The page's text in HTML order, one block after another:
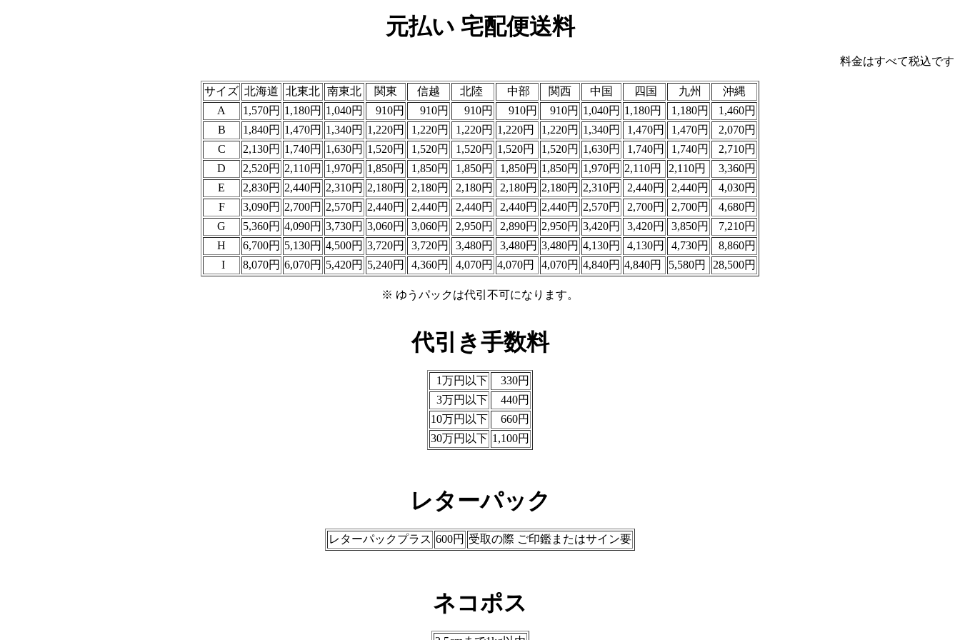
元払い 宅配便送料
料金はすべて税込です
サイズ 北海道 北東北 南東北 関東 信越 北陸 中部 関西 中国 四国 九州
沖縄
A
1,570円 1,180円 1,040円 910円 910円 910円 910円 910円 1,040円 1,180円 1,180円
1,460円
B
1,840円 1,470円 1,340円 1,220円 1,220円 1,220円 1,220円 1,220円 1,340円 1,470円 1,470円
2,070円
C
2,130円 1,740円 1,630円 1,520円 1,520円 1,520円 1,520円 1,520円 1,630円 1,740円 1,740円
2,710円
D
2,520円 2,110円 1,970円 1,850円 1,850円 1,850円 1,850円 1,850円 1,970円 2,110円 2,110円
3,360円
E
2,830円 2,440円 2,310円 2,180円 2,180円 2,180円 2,180円 2,180円 2,310円 2,440円 2,440円
4,030円
F
3,090円 2,700円 2,570円 2,440円 2,440円 2,440円 2,440円 2,440円 2,570円 2,700円 2,700円
4,680円
G
5,360円 4,090円 3,730円 3,060円 3,060円 2,950円 2,890円 2,950円 3,420円 3,420円 3,850円
7,210円
H
6,700円 5,130円 4,500円 3,720円 3,720円 3,480円 3,480円 3,480円 4,130円 4,130円 4,730円
8,860円
I
8,070円 6,070円 5,420円 5,240円 4,360円 4,070円 4,070円 4,070円 4,840円 4,840円 5,580円 28,500円
※ ゆうパックは代引不可になります。
代引き手数料
1万円以下
330円
3万円以下
440円
10万円以下
660円
30万円以下 1,100円
レターパック
レターパックプラス 600円 受取の際 ご印鑑またはサイン要
ネコポス